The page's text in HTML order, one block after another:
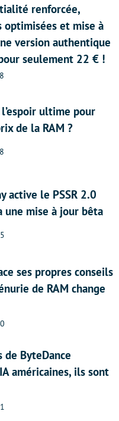
renforcée,
optimisées et mise à
version authentique
seulement 22 € !
ultime pour
de la RAM ?
active le PSSR 2.0
une mise à jour bêta
ses propres conseils
de RAM change
de ByteDance
américaines, ils sont